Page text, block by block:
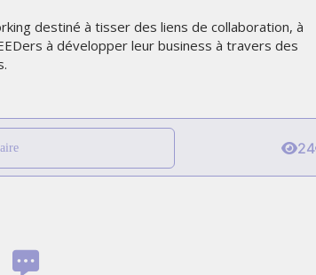
destiné à tisser des liens de collaboration, à
à développer leur business à travers des
24